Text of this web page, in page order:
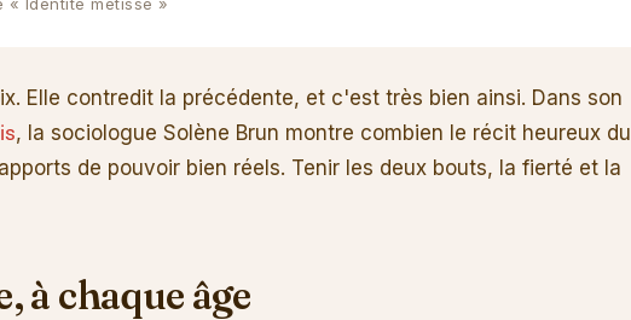
Elle contredit la précédente, et c'est très bien ainsi. Dans son
, la sociologue Solène Brun montre combien le récit heureux du
de pouvoir bien réels. Tenir les deux bouts, la fierté et la
à chaque âge